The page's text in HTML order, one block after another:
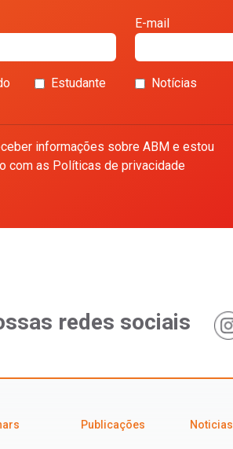
E-mail
Estudante Notícias
informações sobre ABM e estou
com as Políticas de privacidade
redes sociais
Publicações Noticias